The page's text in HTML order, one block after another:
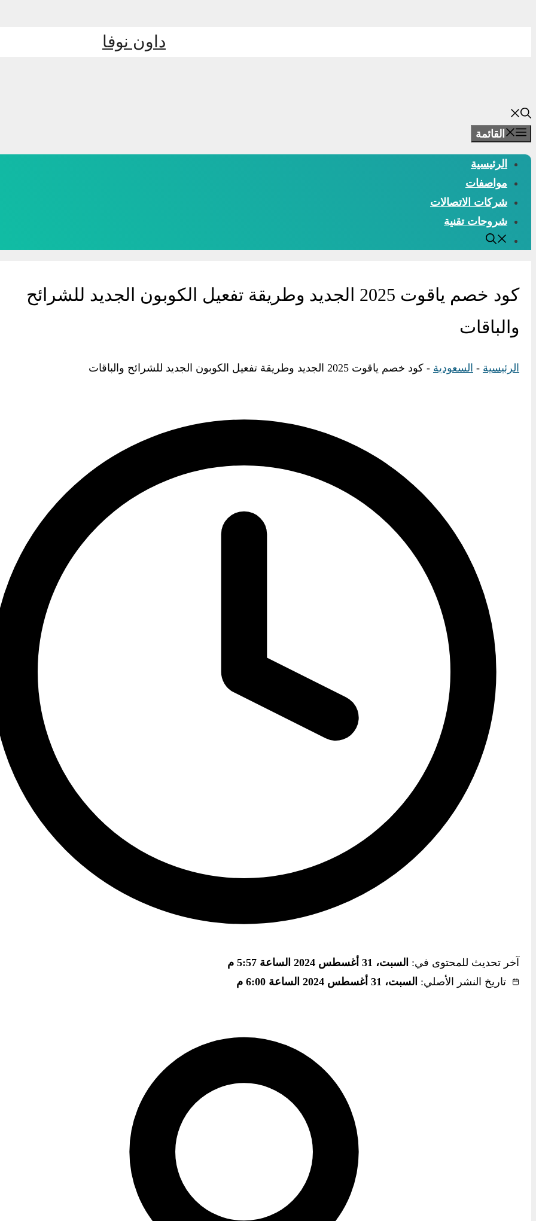
داون نوفا
القائمة
الرئيسية
مواصفات
شركات الاتصالات
شروحات تقنية
كود خصم ياقوت 2025 الجديد وطريقة تفعيل الكوبون الجديد للشرائح
والباقات
الرئيسية - السعودية - كود خصم ياقوت 2025 الجديد وطريقة تفعيل الكوبون الجديد للشرائح والباقات
آخر تحديث للمحتوى في: السبت، 31 أغسطس 2024 الساعة 5:57 م
تاريخ النشر الأصلي: السبت، 31 أغسطس 2024 الساعة 6:00 م